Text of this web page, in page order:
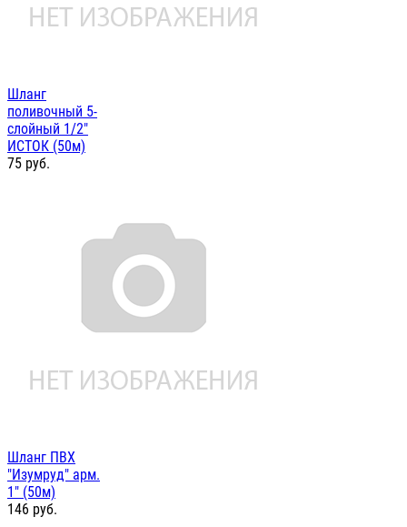
Шланг
поливочный 5-
слойный 1/2"
ИСТОК (50м)
75 руб.
Шланг ПВХ
"Изумруд" арм.
1" (50м)
146 руб.